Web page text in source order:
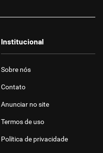
Institucional
Sobre nós
Contato
Anunciar no site
Termos de uso
Política de privacidade